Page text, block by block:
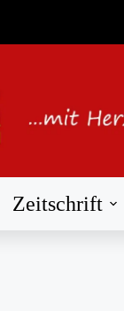
Zeitschrift